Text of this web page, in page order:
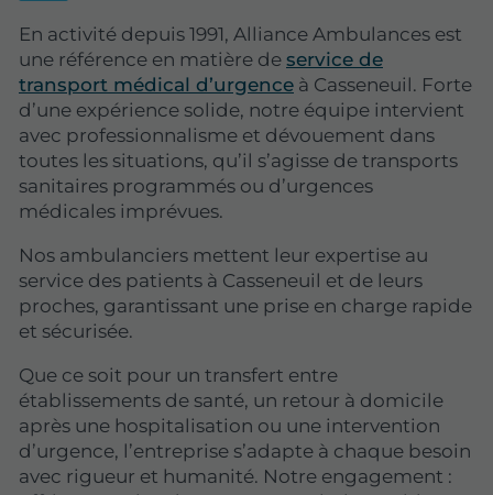
En activité depuis 1991, Alliance Ambulances est
une référence en matière de service de
transport médical d’urgence à Casseneuil. Forte
d’une expérience solide, notre équipe intervient
avec professionnalisme et dévouement dans
toutes les situations, qu’il s’agisse de transports
sanitaires programmés ou d’urgences
médicales imprévues.
Nos ambulanciers mettent leur expertise au
service des patients à Casseneuil et de leurs
proches, garantissant une prise en charge rapide
et sécurisée.
Que ce soit pour un transfert entre
établissements de santé, un retour à domicile
après une hospitalisation ou une intervention
d’urgence, l’entreprise s’adapte à chaque besoin
avec rigueur et humanité. Notre engagement :